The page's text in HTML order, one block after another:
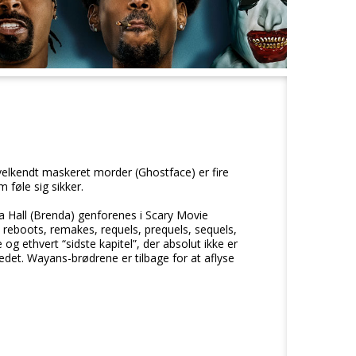
maskeret morder (Ghostface) er fire
føle sig sikker.
Hall (Brenda) genforenes i Scary Movie
remakes, requels, prequels, sequels,
ethvert “sidste kapitel”, der absolut ikke er
Wayans-brødrene er tilbage for at aflyse